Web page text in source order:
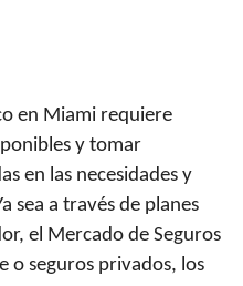
en Miami requiere
y tomar
en las necesidades y
sea a través de planes
el Mercado de Seguros
o seguros privados, los